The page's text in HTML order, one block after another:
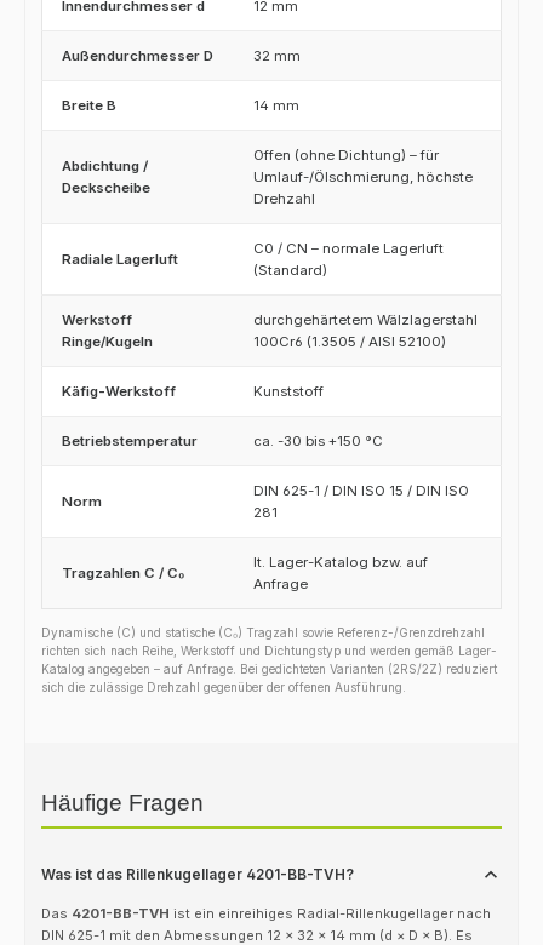
Innendurchmesser d 12 mm
Außendurchmesser D 32 mm
Breite B 14 mm
Abdichtung /
Deckscheibe
Offen (ohne Dichtung) – für
Umlauf-/Ölschmierung, höchste
Drehzahl
Radiale Lagerluft
C0 / CN – normale Lagerluft
(Standard)
Werkstoff
Ringe/Kugeln
durchgehärtetem Wälzlagerstahl
100Cr6 (1.3505 / AISI 52100)
Käfig-Werkstoff Kunststoff
Betriebstemperatur ca. -30 bis +150 °C
Norm
DIN 625-1 / DIN ISO 15 / DIN ISO
281
Tragzahlen C / C₀
lt. Lager-Katalog bzw. auf
Anfrage
Dynamische (C) und statische (C₀) Tragzahl sowie Referenz-/Grenzdrehzahl
richten sich nach Reihe, Werkstoff und Dichtungstyp und werden gemäß Lager-
Katalog angegeben – auf Anfrage. Bei gedichteten Varianten (2RS/2Z) reduziert
sich die zulässige Drehzahl gegenüber der offenen Ausführung.
Häufige Fragen
Was ist das Rillenkugellager 4201-BB-TVH?
Das 4201-BB-TVH ist ein einreihiges Radial-Rillenkugellager nach
DIN 625-1 mit den Abmessungen 12 × 32 × 14 mm (d × D × B). Es